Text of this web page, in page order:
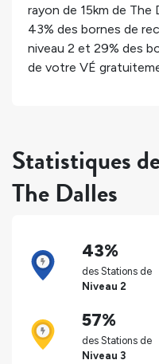
rayon de 15km de The
43% des bornes de
niveau 2 et 29% des
de votre VÉ
Statistiques
The Dalles
43%
des Stations de
Niveau 2
57%
des Stations de
Niveau 3